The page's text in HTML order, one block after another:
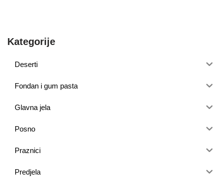
Kategorije
Deserti
Fondan i gum pasta
Glavna jela
Posno
Praznici
Predjela